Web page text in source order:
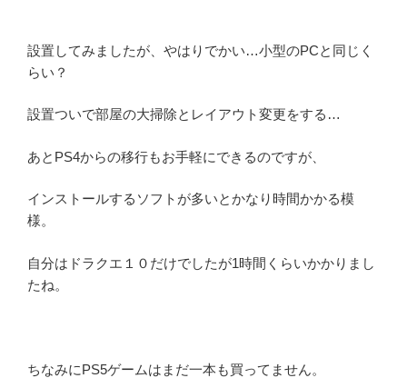
設置してみましたが、やはりでかい…小型のPCと同じく
らい？
設置ついで部屋の大掃除とレイアウト変更をする…
あとPS4からの移行もお手軽にできるのですが、
インストールするソフトが多いとかなり時間かかる模
様。
自分はドラクエ１０だけでしたが1時間くらいかかりまし
たね。
ちなみにPS5ゲームはまだ一本も買ってません。